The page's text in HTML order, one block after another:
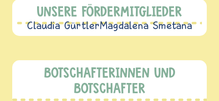
UNSERE FÖRDERMITGLIEDER
Claudia GürtlerMagdalena Smetana
BOTSCHAFTERINNEN UND
BOTSCHAFTER